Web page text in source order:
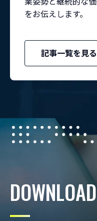
をお伝えします。
記事一覧を見る
DOWNLOAD